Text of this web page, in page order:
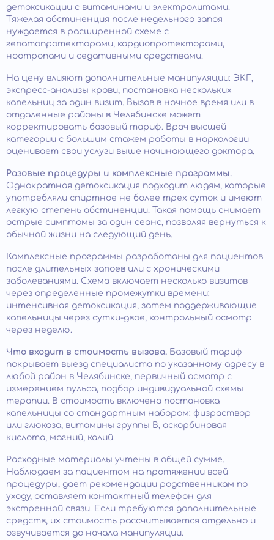
детоксикации с витаминами и электролитами.
Тяжелая абстиненция после недельного запоя
нуждается в расширенной схеме с
гепатопротекторами, кардиопротекторами,
ноотропами и седативными средствами.
На цену влияют дополнительные манипуляции: ЭКГ,
экспресс-анализы крови, постановка нескольких
капельниц за один визит. Вызов в ночное время или в
отдаленные районы в Челябинске может
корректировать базовый тариф. Врач высшей
категории с большим стажем работы в наркологии
оценивает свои услуги выше начинающего доктора.
Разовые процедуры и комплексные программы.
Однократная детоксикация подходит людям, которые
употребляли спиртное не более трех суток и имеют
легкую степень абстиненции. Такая помощь снимает
острые симптомы за один сеанс, позволяя вернуться к
обычной жизни на следующий день.
Комплексные программы разработаны для пациентов
после длительных запоев или с хроническими
заболеваниями. Схема включает несколько визитов
через определенные промежутки времени:
интенсивная детоксикация, затем поддерживающие
капельницы через сутки-двое, контрольный осмотр
через неделю.
Что входит в стоимость вызова. Базовый тариф
покрывает выезд специалиста по указанному адресу в
любой район в Челябинске, первичный осмотр с
измерением пульса, подбор индивидуальной схемы
терапии. В стоимость включена постановка
капельницы со стандартным набором: физраствор
или глюкоза, витамины группы B, аскорбиновая
кислота, магний, калий.
Расходные материалы учтены в общей сумме.
Наблюдаем за пациентом на протяжении всей
процедуры, дает рекомендации родственникам по
уходу, оставляет контактный телефон для
экстренной связи. Если требуются дополнительные
средств, их стоимость рассчитывается отдельно и
озвучивается до начала манипуляции.